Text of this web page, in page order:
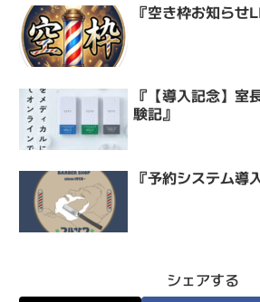
『空き枠お知ら
『【導入記念】室
験記』
『予約システム導
シェアする